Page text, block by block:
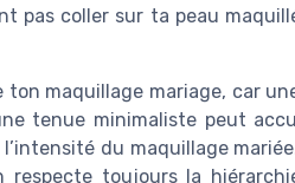
pas coller sur ta peau
maquillage mariage, car
tenue minimaliste peut
du maquillage
toujours la